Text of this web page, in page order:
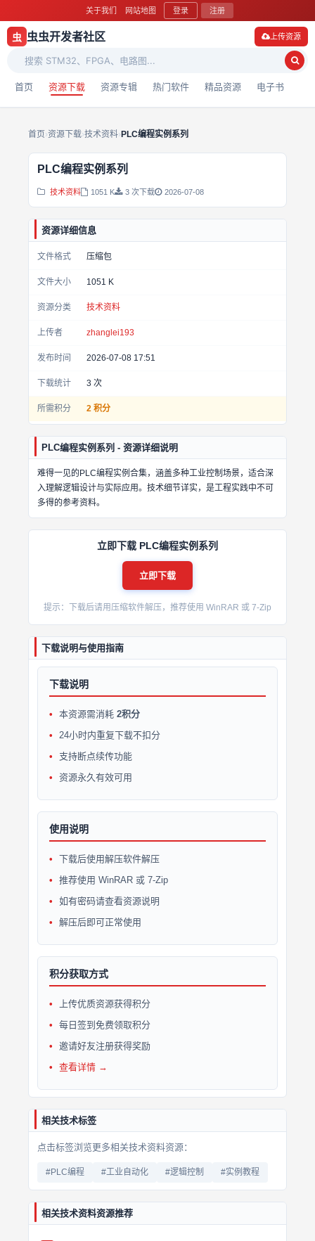
关于我们 网站地图 登录 注册
虫 虫虫开发者社区
首页 资源下载 资源专辑 热门软件 精品资源 电子书
上传资源
首页›资源下载›技术资料› PLC编程实例系列
PLC编程实例系列
技术资料 1051 K 3 次下载 2026-07-08
资源详细信息
文件格式 压缩包
文件大小 1051 K
资源分类 技术资料
上传者 zhanglei193
发布时间 2026-07-08 17:51
下载统计 3 次
所需积分 2 积分
PLC编程实例系列 - 资源详细说明
难得一见的PLC编程实例合集，涵盖多种工业控制场景，适合深
入理解逻辑设计与实际应用。技术细节详实，是工程实践中不可
多得的参考资料。
立即下载 PLC编程实例系列
立即下载
提示：下载后请用压缩软件解压，推荐使用 WinRAR 或 7-Zip
下载说明与使用指南
下载说明
本资源需消耗 2积分
24小时内重复下载不扣分
支持断点续传功能
资源永久有效可用
使用说明
下载后使用解压软件解压
推荐使用 WinRAR 或 7-Zip
如有密码请查看资源说明
解压后即可正常使用
积分获取方式
上传优质资源获得积分
每日签到免费领取积分
邀请好友注册获得奖励
查看详情 →
相关技术标签
点击标签浏览更多相关技术资料资源：
#PLC编程 #工业自动化 #逻辑控制 #实例教程
相关技术资料资源推荐